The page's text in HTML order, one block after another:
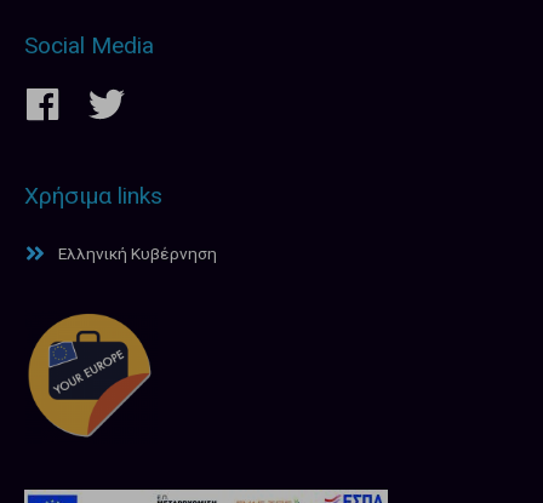
Social Media
Χρήσιμα links
Ελληνική Κυβέρνηση